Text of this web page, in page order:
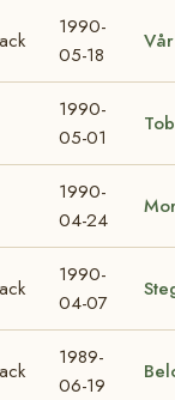
1990-
05-18
1990-
05-01
1990-
04-24
1990-
04-07
1989-
06-19